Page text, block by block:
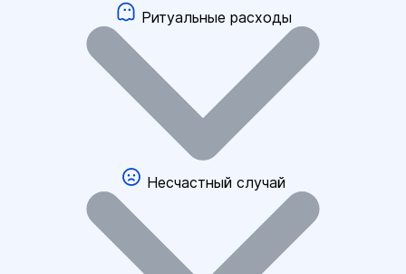
Ритуальные расходы
Несчастный случай